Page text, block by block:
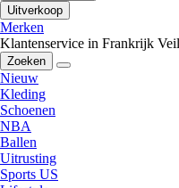
Uitverkoop
Merken
Klantenservice in Frankrijk
Zoeken
Nieuw
Kleding
Schoenen
NBA
Ballen
Uitrusting
Sports US